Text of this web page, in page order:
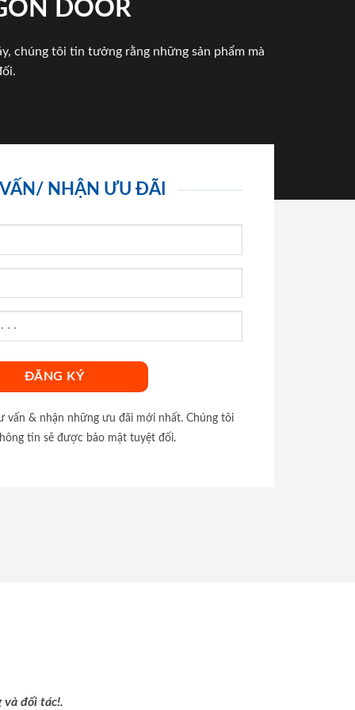
DOOR
chúng tôi tin tưởng rằng những sản phẩm mà
NHẬN ƯU ĐÃI
vấn & nhận những ưu đãi mới nhất. Chúng tôi
tin sẽ được bảo mật tuyệt đối.
và đối tác!.